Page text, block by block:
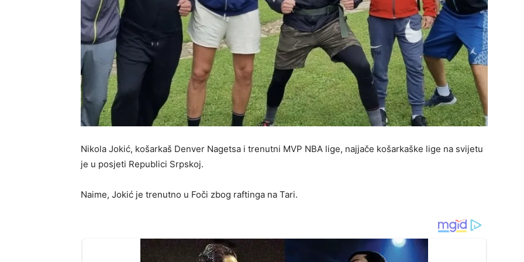
Nikola Jokić, košarkaš Denver Nagetsa i trenutni MVP NBA lige, najjače košarkaške lige na svijetu
je u posjeti Republici Srpskoj.
Naime, Jokić je trenutno u Foči zbog raftinga na Tari.